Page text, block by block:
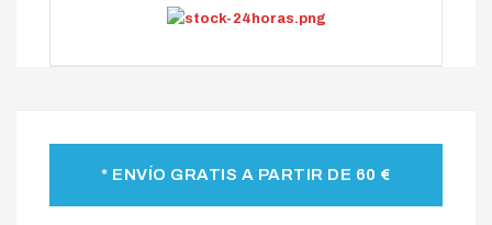
* ENVÍO GRATIS A PARTIR DE 60 €